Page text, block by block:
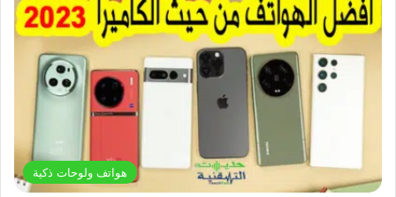
هواتف ولوحات ذكية